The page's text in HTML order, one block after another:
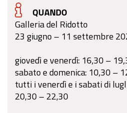
QUANDO
Galleria del Ridotto
23 giugno – 11 settembre
giovedì e venerdì: 16,30 –
sabato e domenica: 10,30 –
tutti i venerdì e i sabati di
20,30 – 22,30